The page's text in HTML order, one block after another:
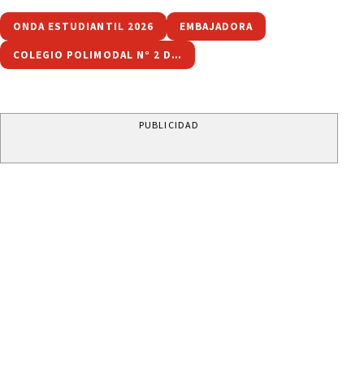
ONDA ESTUDIANTIL 2026 EMBAJADORA
COLEGIO POLIMODAL N° 2 DE ABRA PAMPA
PUBLICIDAD